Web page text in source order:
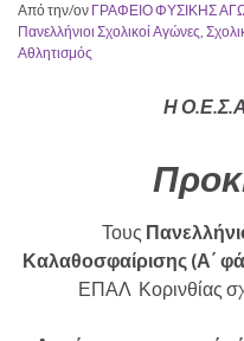
Από την/ον ΓΡΑΦΕΙΟ ΦΥΣΙΚΗΣ
Πανελλήνιοι Σχολικοί Αγώνες,
Αθλητισμός
Η
Τους
Καλαθοσφαίρισης (Α΄
ΕΠΑΛ Κορινθίας